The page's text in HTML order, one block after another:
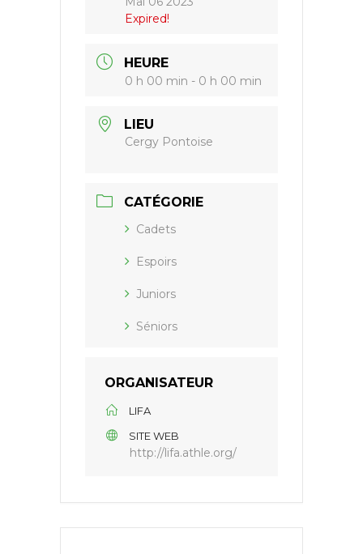
Expired!
HEURE
0 h 00 min - 0 h 00 min
LIEU
Cergy Pontoise
CATÉGORIE
Cadets
Espoirs
Juniors
Séniors
ORGANISATEUR
LIFA
SITE WEB
http://lifa.athle.org/